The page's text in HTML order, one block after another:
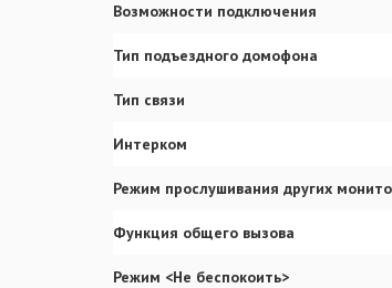
Возможности подключения
Тип подъездного домофона
Тип связи
Интерком
Режим прослушивания других
Функция общего вызова
Режим <Не беспокоить>